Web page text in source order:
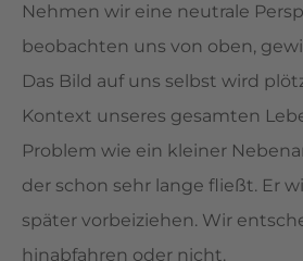
Nehmen wir eine neutrale
beobachten uns von oben,
Das Bild auf uns selbst wird
Kontext unseres gesamten
Problem wie ein kleiner
der schon sehr lange fließt. Er
später vorbeiziehen. Wir
hinabfahren oder nicht.